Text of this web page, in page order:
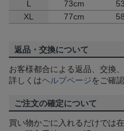
L
73cm
XL
77cm
返品・交換について
お客様都合による返品、交換
詳しくはヘルプページをご確
ご注文の確定について
買い物かごに入れるだけでは